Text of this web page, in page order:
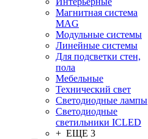
Магнитная система
MAG
Модульные системы
Линейные системы
Для подсветки стен,
пола
Мебельные
Технический свет
Светодиодные лампы
Светодиодные
светильники ICLED
+ ЕЩЕ 3